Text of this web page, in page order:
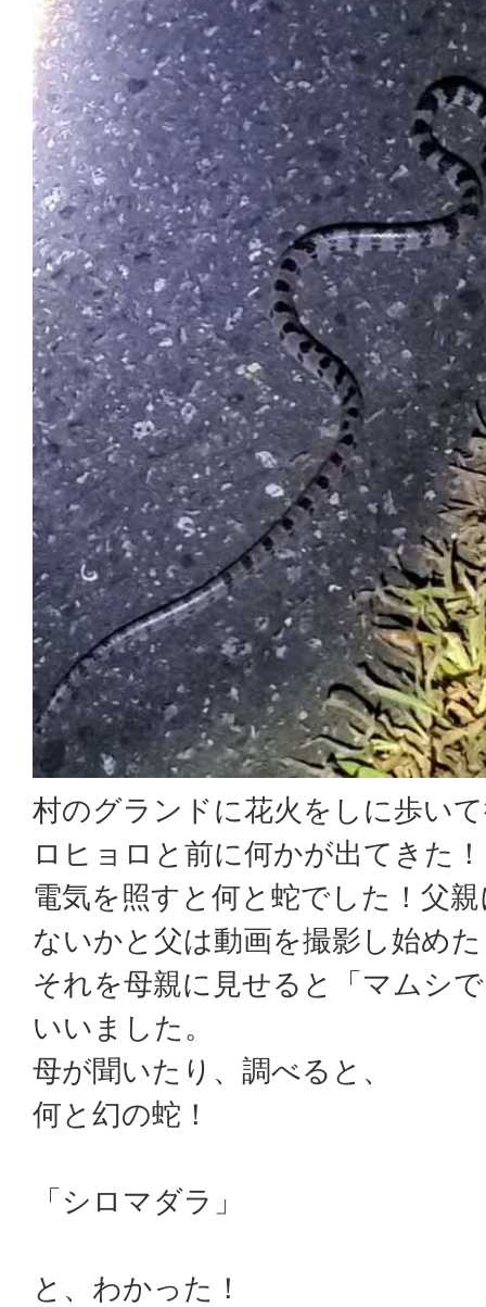
村のグランドに花火をしに歩い
ロヒョロと前に何かが出てきた！
電気を照すと何と蛇でした！父
ないかと父は動画を撮影し始め
それを母親に見せると「マムシ
いいました。
母が聞いたり、調べると、
何と幻の蛇！
「シロマダラ」
と、わかった！